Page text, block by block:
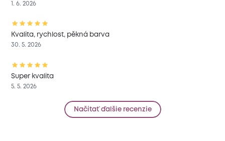
1. 6. 2026
Kvalita, rychlost, pěkná barva
30. 5. 2026
Super kvalita
5. 5. 2026
Načítať ďalšie recenzie